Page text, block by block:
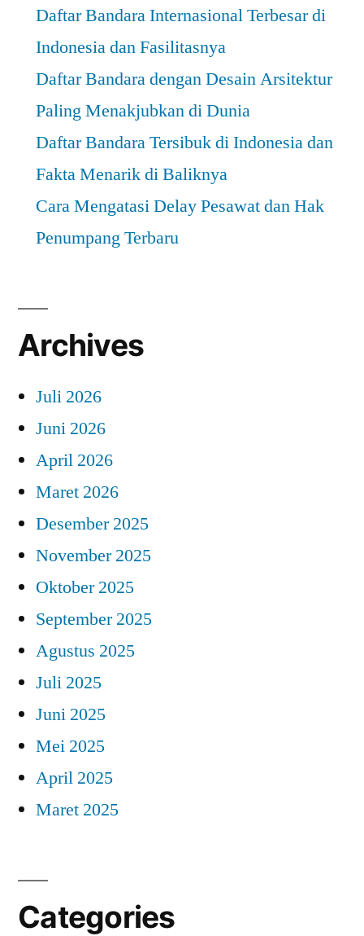
Daftar Bandara Internasional Terbesar di
Indonesia dan Fasilitasnya
Daftar Bandara dengan Desain Arsitektur
Paling Menakjubkan di Dunia
Daftar Bandara Tersibuk di Indonesia dan
Fakta Menarik di Baliknya
Cara Mengatasi Delay Pesawat dan Hak
Penumpang Terbaru
Archives
Juli 2026
Juni 2026
April 2026
Maret 2026
Desember 2025
November 2025
Oktober 2025
September 2025
Agustus 2025
Juli 2025
Juni 2025
Mei 2025
April 2025
Maret 2025
Categories